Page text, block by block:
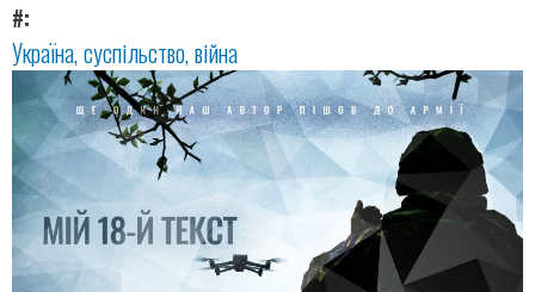
#
Україна суспільство війна